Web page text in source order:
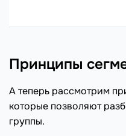
Принципы
А теперь рассмотрим
которые позволяют
группы.